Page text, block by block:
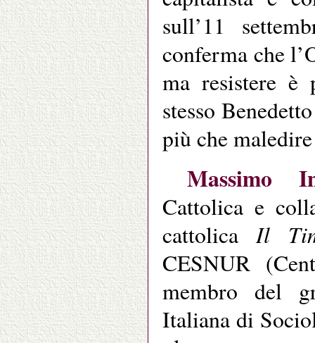
sull’11
conferma che
ma resistere è
stesso
più che
Massimo
Cattolica e
cattolicaIl
CESNUR
membro del
Italiana di